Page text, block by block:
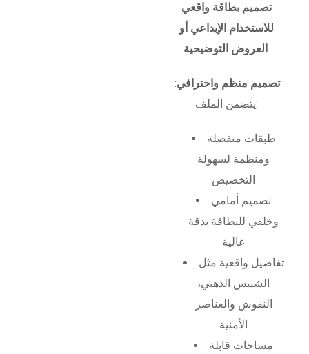
تصميم بطاقة واقعي
للاستخدام الإبداعي أو
العروض التوضيحية .
تصميم منظم واحترافي:
يتضمن الملف:
طبقات منفصلة
ومنظمة لسهولة
التخصيص
تصميم أمامي
وخلفي للبطاقة بدقة
عالية
تفاصيل واقعية مثل
الشيبس الذهبي،
النقوش والعناصر
الأمنية
مساحات قابلة